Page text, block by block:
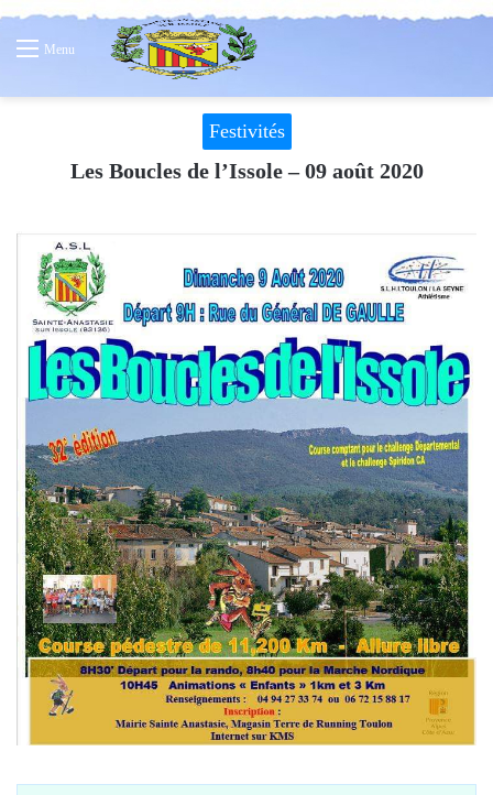
Menu
Festivités
Les Boucles de l’Issole – 09 août 2020